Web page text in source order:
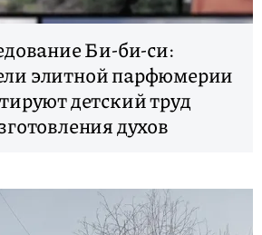
Би-би-си:
элитной парфюмерии
детский труд
духов